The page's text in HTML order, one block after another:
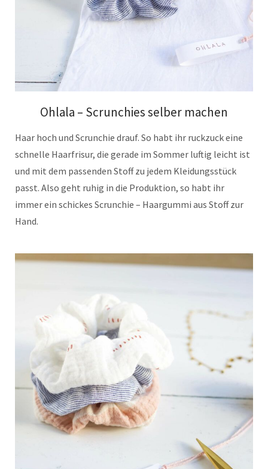
Ohlala – Scrunchies selber machen
Haar hoch und Scrunchie drauf. So habt ihr ruckzuck eine
schnelle Haarfrisur, die gerade im Sommer luftig leicht ist
und mit dem passenden Stoff zu jedem Kleidungsstück
passt. Also geht ruhig in die Produktion, so habt ihr
immer ein schickes Scrunchie – Haargummi aus Stoff zur
Hand.